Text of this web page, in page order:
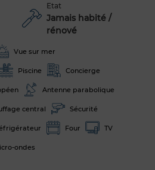
Etat
Jamais habité /
rénové
Vue sur mer
Piscine Concierge
Antenne parabolique
central Sécurité
Four TV
ondes